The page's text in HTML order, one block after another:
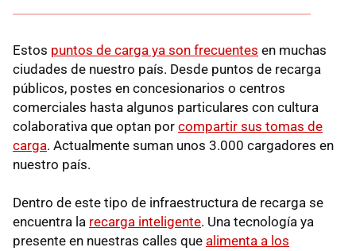
Estos puntos de carga ya son frecuentes en muchas
ciudades de nuestro país. Desde puntos de recarga
públicos, postes en concesionarios o centros
comerciales hasta algunos particulares con cultura
colaborativa que optan por compartir sus tomas de
carga. Actualmente suman unos 3.000 cargadores en
nuestro país.
Dentro de este tipo de infraestructura de recarga se
encuentra la recarga inteligente. Una tecnología ya
presente en nuestras calles que alimenta a los